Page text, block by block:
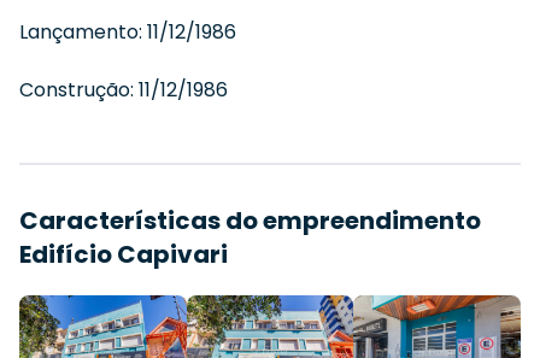
Lançamento: 11/12/1986
Construção: 11/12/1986
Características do empreendimento
Edifício Capivari